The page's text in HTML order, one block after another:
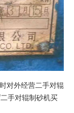
对外经营二手对辊
手对辊制砂机买